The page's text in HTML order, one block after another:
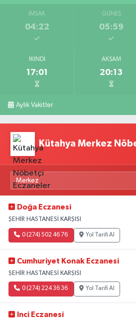
İMSAK
04:22
GÜNEŞ
05:59
İKINDI
17:01
AKŞAM
20:13
Aylık Vakitler
Kütahya Merkez
Doğa Eczanesi
ŞEHİR HASTANESİ KARŞISI
0 (274) 502 46 76 Yol Tarifi Al
Cumhuriyet Konak Eczanesi
ŞEHİR HASTANESİ KARŞISI
0 (274) 224 36 36 Yol Tarifi Al
Inci Eczanesi